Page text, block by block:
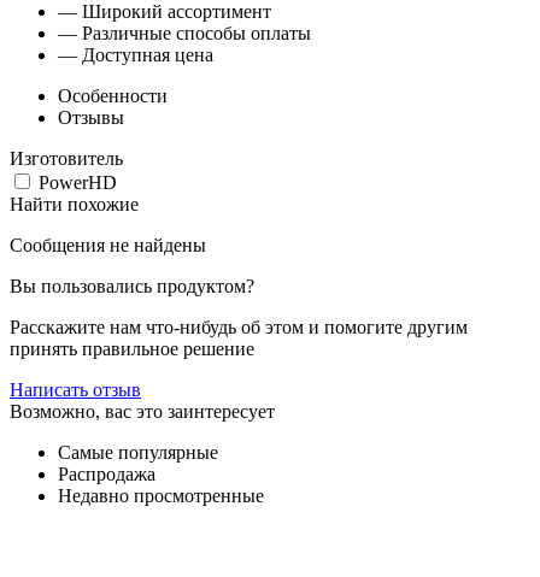
— Широкий ассортимент
— Различные способы оплаты
— Доступная цена
Особенности
Отзывы
Изготовитель
PowerHD
Найти похожие
Сообщения не найдены
Вы пользовались продуктом?
Расскажите нам что-нибудь об этом и помогите другим
принять правильное решение
Написать отзыв
Возможно, вас это заинтересует
Самые популярные
Распродажа
Недавно просмотренные